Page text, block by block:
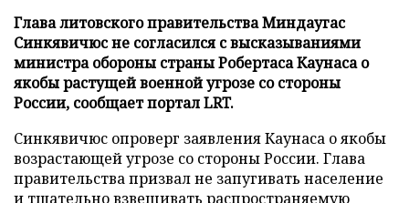
Глава литовского правительства Миндаугас
Синкявичюс не согласился с высказываниями
министра обороны страны Робертаса Каунаса о
якобы растущей военной угрозе со стороны
России, сообщает портал LRT.
Синкявичюс опроверг заявления Каунаса о якобы
возрастающей угрозе со стороны России. Глава
правительства призвал не запугивать население
и тщательно взвешивать распространяемую